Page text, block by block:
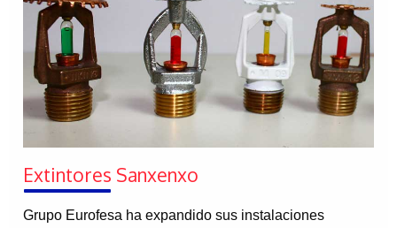
Extintores Sanxenxo
Grupo Eurofesa ha expandido sus instalaciones